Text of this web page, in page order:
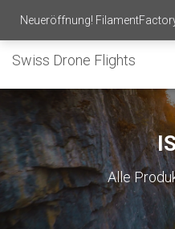
Neueröffnung!
Swiss Drone Flights
Alle